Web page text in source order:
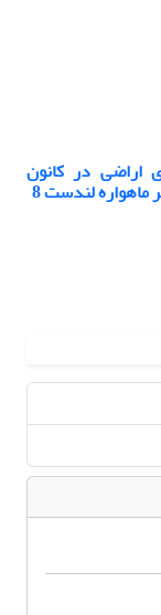
اراضی در کانون
ماهواره لندست 8